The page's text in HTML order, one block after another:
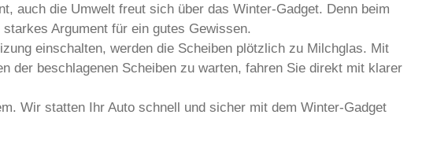
auch die Umwelt freut sich über das Winter-Gadget. Denn beim
Argument für ein gutes Gewissen.
einschalten, werden die Scheiben plötzlich zu Milchglas. Mit
der beschlagenen Scheiben zu warten, fahren Sie direkt mit klarer
Wir statten Ihr Auto schnell und sicher mit dem Winter-Gadget